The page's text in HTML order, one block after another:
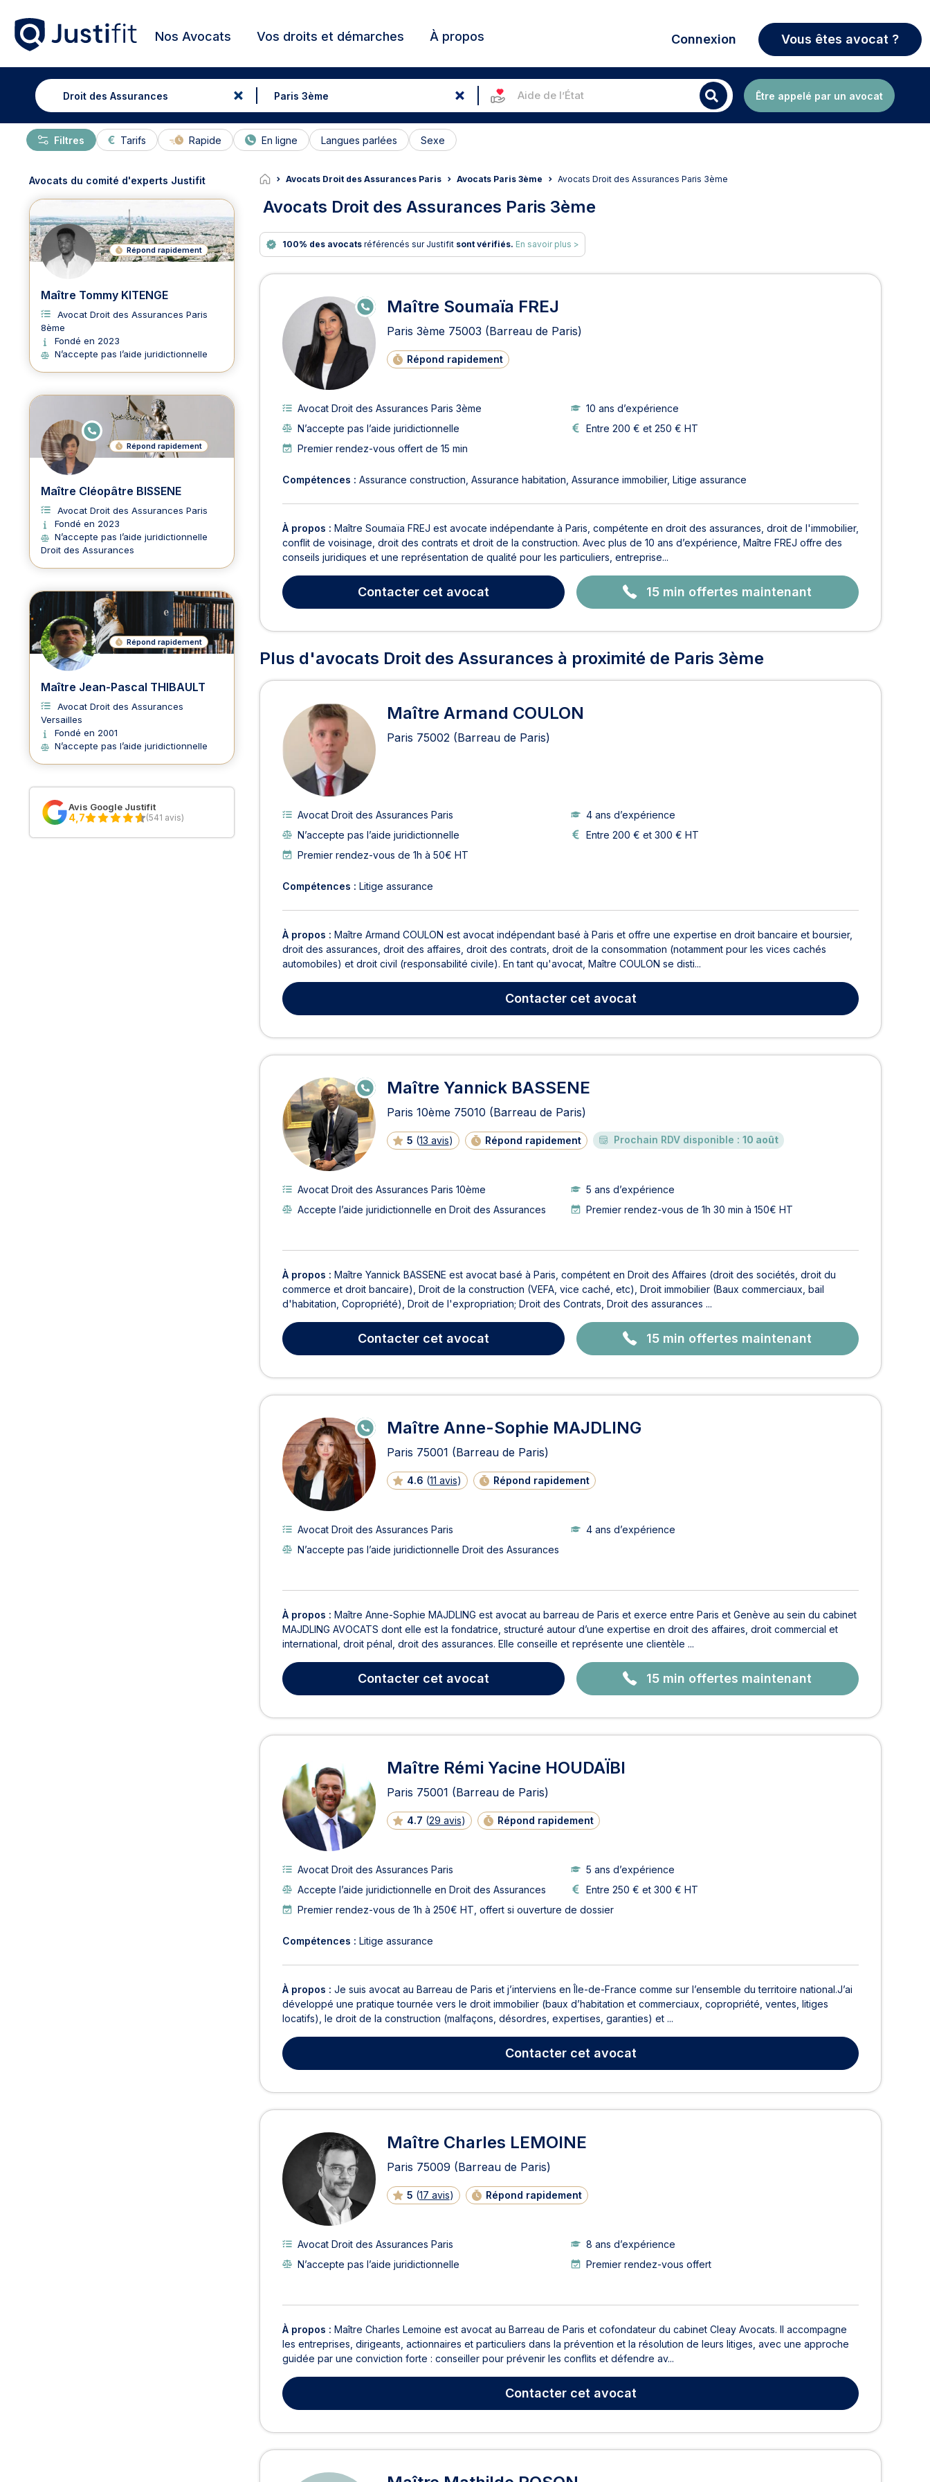
Nos Avocats Vos droits et démarches À propos Connexion Vous êtes avocat ?
Aide de l’État Être appelé par un avocat
Tarifs Rapide En ligne Langues parlées Sexe
Filtres
Avocats Droit des Assurances Paris Avocats Paris 3ème Avocats Droit des Assurances Paris 3ème
Avocats Droit des Assurances Paris 3ème
100% des avocats référencés sur Justifit sont vérifiés. En savoir plus >
Avocats en Droit des Assurances à Paris 3ème
Maître Soumaïa FREJ
Paris 3ème 75003 (Barreau de Paris)
Répond rapidement
E
N
E
Avocat Droit des Assurances Paris 3ème
10 ans d’expérience
N’accepte pas l’aide juridictionnelle
Entre 200 € et 250 € HT
Premier rendez-vous offert de 15 min
Compétences : Assurance construction Assurance habitation Assurance immobilier Litige assurance
À propos : Maître Soumaïa FREJ est avocate indépendante à Paris, compétente en droit des assurances, droit de l'immobilier,
conflit de voisinage, droit des contrats et droit de la construction. Avec plus de 10 ans d’expérience, Maître FREJ offre des
conseils juridiques et une représentation de qualité pour les particuliers, entreprise...
Contacter cet avocat 15 min offertes maintenant
Plus d'avocats Droit des Assurances à proximité de Paris 3ème
Maître Armand COULON
Paris 75002 (Barreau de Paris)
Avocat Droit des Assurances Paris
4 ans d’expérience
N’accepte pas l’aide juridictionnelle
Entre 200 € et 300 € HT
Premier rendez-vous de 1h à 50€ HT
Compétences : Litige assurance
À propos : Maître Armand COULON est avocat indépendant basé à Paris et offre une expertise en droit bancaire et boursier,
droit des assurances, droit des affaires, droit des contrats, droit de la consommation (notamment pour les vices cachés
automobiles) et droit civil (responsabilité civile). En tant qu'avocat, Maître COULON se disti...
Contactercet avocat
Maître Yannick BASSENE
Paris 10ème 75010 (Barreau de Paris)
5 (13 avis) Répond rapidement Prochain RDV disponible : 10 août
E
N
LI
N
Avocat Droit des Assurances Paris 10ème
5 ans d’expérience
Accepte l’aide juridictionnelle en Droit des Assurances
Premier rendez-vous de 1h 30 min à 150€ HT
À propos : Maître Yannick BASSENE est avocat basé à Paris, compétent en Droit des Affaires (droit des sociétés, droit du
commerce et droit bancaire), Droit de la construction (VEFA, vice caché, etc), Droit immobilier (Baux commerciaux, bail
d'habitation, Copropriété), Droit de l'expropriation; Droit des Contrats, Droit des assurances ...
Contacter cet avocat 15 min offertes maintenant
Maître Anne-Sophie MAJDLING
Paris 75001 (Barreau de Paris)
4.6 (11 avis) Répond rapidement
E
N
LI
G
Avocat Droit des Assurances Paris
4 ans d’expérience
N’accepte pas l’aide juridictionnelle Droit des Assurances
À propos : Maître Anne-Sophie MAJDLING est avocat au barreau de Paris et exerce entre Paris et Genève au sein du cabinet
MAJDLING AVOCATS dont elle est la fondatrice, structuré autour d’une expertise en droit des affaires, droit commercial et
international, droit pénal, droit des assurances. Elle conseille et représente une clientèle ...
Contacter cet avocat 15 min offertes maintenant
Maître Rémi Yacine HOUDAÏBI
Paris 75001 (Barreau de Paris)
4.7 (29 avis) Répond rapidement
Avocat Droit des Assurances Paris
5 ans d’expérience
Accepte l’aide juridictionnelle en Droit des Assurances
Entre 250 € et 300 € HT
Premier rendez-vous de 1h à 250€ HT, offert si ouverture de dossier
Compétences : Litige assurance
À propos : Je suis avocat au Barreau de Paris et j’interviens en Île-de-France comme sur l’ensemble du territoire national.J’ai
développé une pratique tournée vers le droit immobilier (baux d’habitation et commerciaux, copropriété, ventes, litiges
locatifs), le droit de la construction (malfaçons, désordres, expertises, garanties) et ...
Contactercet avocat
Maître Charles LEMOINE
Paris 75009 (Barreau de Paris)
5 (17 avis) Répond rapidement
Avocat Droit des Assurances Paris
8 ans d’expérience
N’accepte pas l’aide juridictionnelle
Premier rendez-vous offert
À propos : Maître Charles Lemoine est avocat au Barreau de Paris et cofondateur du cabinet Cleay Avocats. Il accompagne
les entreprises, dirigeants, actionnaires et particuliers dans la prévention et la résolution de leurs litiges, avec une approche
guidée par une conviction forte : conseiller pour prévenir les conflits et défendre av...
Contactercet avocat
Avocats du comité d'experts Justifit
Répond rapidement
Maître Tommy KITENGE
Avocat Droit des Assurances Paris
8ème
Fondé en 2023
N’accepte pas l’aide juridictionnelle
E
N
G
N
Répond rapidement
Maître Cléopâtre BISSENE
Avocat Droit des Assurances Paris
Fondé en 2023
N’accepte pas l’aide juridictionnelle
Droit des Assurances
Répond rapidement
Maître Jean-Pascal THIBAULT
Avocat Droit des Assurances
Versailles
Fondé en 2001
N’accepte pas l’aide juridictionnelle
Avis Google Justifit
4,7 (541 avis)